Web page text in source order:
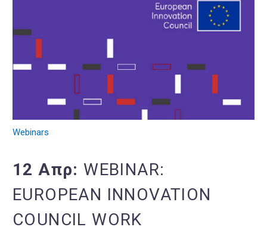
Webinars
12 Απρ: WEBINAR:
EUROPEAN INNOVATION
COUNCIL WORK